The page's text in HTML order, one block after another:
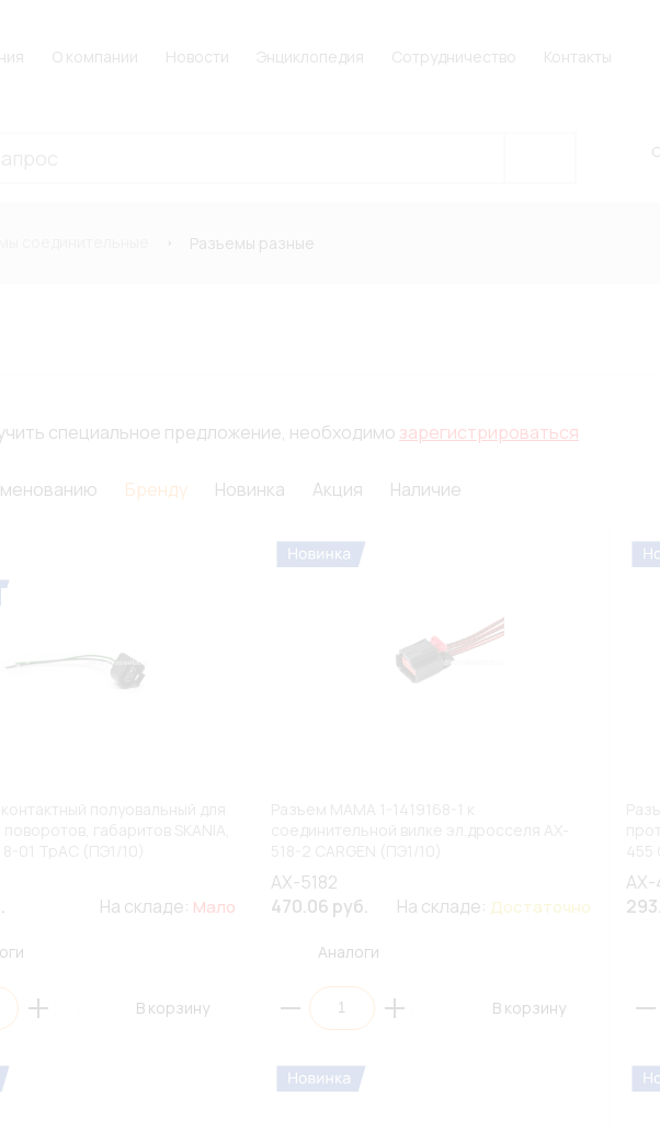
О компании Новости Энциклопедия Сотрудничество Контакты
Разъемы разные
специальное предложение, необходимо зарегистрироваться
Бренду Новинка Акция Наличие
На складе: Мало
В корзину
AX-5182
470.06 руб.
На складе: Достаточно
Аналоги
В корзину